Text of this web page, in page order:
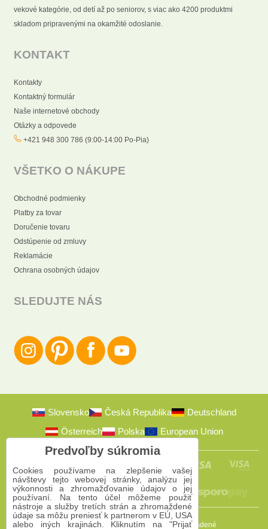
vekové kategórie, od detí až po seniorov, s viac ako 4200 produktmi
skladom pripravenými na okamžité odoslanie.
KONTAKT
Kontakty
Kontaktný formulár
Naše internetové obchody
Otázky a odpovede
+421 948 300 786 (9:00-14:00 Po-Pia)
VŠETKO O NÁKUPE
Obchodné podmienky
Platby za tovar
Doručenie tovaru
Odstúpenie od zmluvy
Reklamácie
Ochrana osobných údajov
SLEDUJTE NÁS
Slovensko Česká Republika
Deutschland
Österreich
Polska European Union
2009-2026 © Bomba s.r.o.Všetky práva vyhradené
Predvoľby súkromia
Cookies používame na zlepšenie vašej
návštevy tejto webovej stránky, analýzu jej
výkonnosti a zhromažďovanie údajov o jej
používaní. Na tento účel môžeme použiť
nástroje a služby tretích strán a zhromaždené
údaje sa môžu preniesť k partnerom v EÚ, USA
alebo iných krajinách. Kliknutím na "Prijať